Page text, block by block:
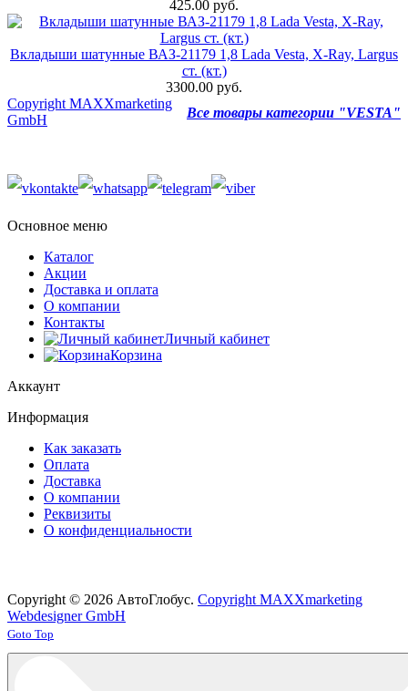
425.00 руб.
Вкладыши шатунные ВАЗ-21179 1,8 Lada Vesta, X-Ray, Largus
ст. (кт.)
3300.00 руб.
Все товары категории "VESTA"
Copyright MAXXmarketing
GmbH
Основное меню
Каталог
Акции
Доставка и оплата
О компании
Контакты
Личный кабинет
Корзина
Аккаунт
Информация
Как заказать
Оплата
Доставка
О компании
Реквизиты
О конфиденциальности
Copyright © 2026 АвтоГлобус. Copyright MAXXmarketing
Webdesigner GmbH
Joomla! 3 Templates
Goto Top